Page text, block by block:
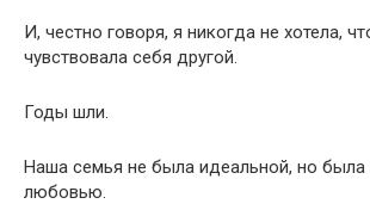
И, честно говоря, я никогда не хотела,
чувствовала себя другой.
Годы шли.
Наша семья не была идеальной, но была
любовью.